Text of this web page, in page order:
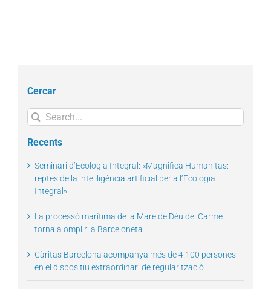
Cercar
Search
for:
Recents
Seminari d’Ecologia Integral: «Magnifica Humanitas:
reptes de la intel·ligència artificial per a l’Ecologia
Integral»
La processó marítima de la Mare de Déu del Carme
torna a omplir la Barceloneta
Càritas Barcelona acompanya més de 4.100 persones
en el dispositiu extraordinari de regularització